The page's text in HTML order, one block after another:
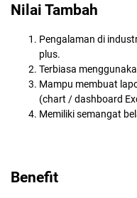
Nilai Tambah
Pengalaman di
plus.
Terbiasa
Mampu membuat
(chart / dashboard
Memiliki semangat
Benefit